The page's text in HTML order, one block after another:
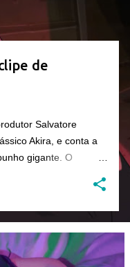
de
Salvatore
Akira, e conta a
gigante. O
Royale, ao lado de